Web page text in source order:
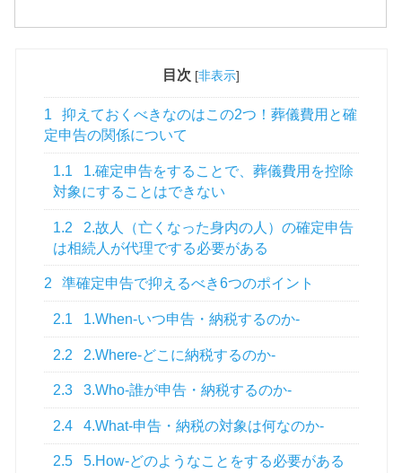
目次 [非表示]
1
抑えておくべきなのはこの2つ！葬儀費用と確
定申告の関係について
1.1
1.確定申告をすることで、葬儀費用を控除
対象にすることはできない
1.2
2.故人（亡くなった身内の人）の確定申告
は相続人が代理でする必要がある
2 準確定申告で抑えるべき6つのポイント
2.1 1.When-いつ申告・納税するのか-
2.2 2.Where-どこに納税するのか-
2.3 3.Who-誰が申告・納税するのか-
2.4 4.What-申告・納税の対象は何なのか-
2.5
5.How-どのようなことをする必要がある